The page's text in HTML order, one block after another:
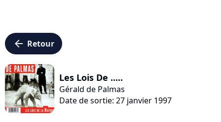
arrow_left Retour
Les Lois De .....
Gérald de Palmas
Date de sortie: 27 janvier 1997